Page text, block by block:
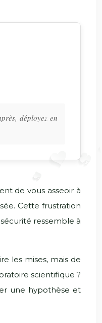
déployez en
de vous asseoir à
Cette frustration
ressemble à
les mises, mais de
scientifique ?
une hypothèse et